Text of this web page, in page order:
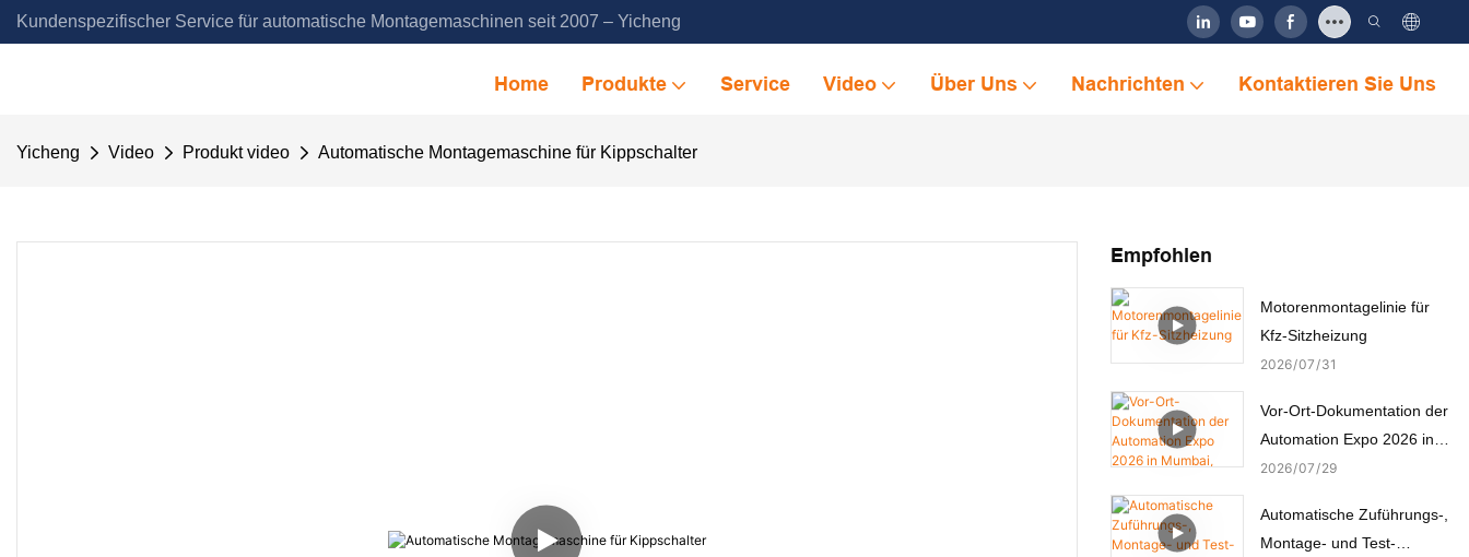
Kundenspezifischer Service für automatische Montagemaschinen seit 2007 – Yicheng
Home Produkte Service Video Über Uns Nachrichten Kontaktieren Sie Uns
Yicheng Video Produkt video Automatische Montagemaschine für Kippschalter
Empfohlen
Motorenmontagelinie für
Kfz-Sitzheizung
2026 07 31
Vor-Ort-Dokumentation der
Automation Expo 2026 in
Mumbai, Indien
2026 07 29
Automatische Zuführungs-,
Montage- und Test-